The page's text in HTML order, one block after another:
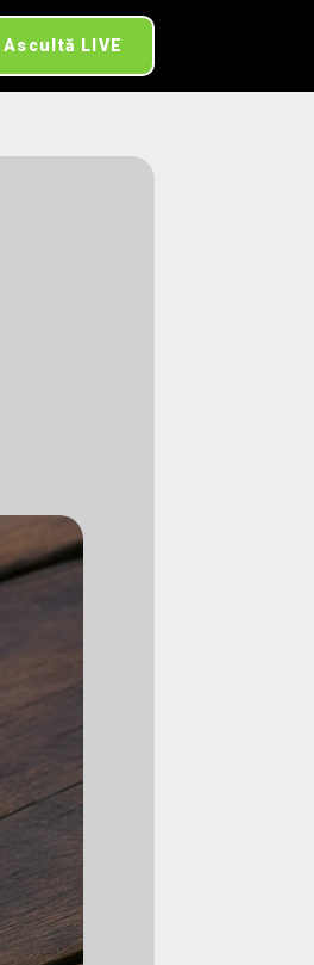
Ascultă LIVE